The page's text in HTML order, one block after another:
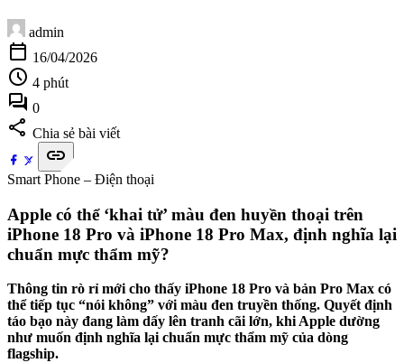
admin
calendar_today 16/04/2026
schedule 4 phút
forum 0
share Chia sẻ bài viết
link
Smart Phone – Điện thoại
Apple có thể ‘khai tử’ màu đen huyền thoại trên
iPhone 18 Pro và iPhone 18 Pro Max, định nghĩa lại
chuẩn mực thẩm mỹ?
Thông tin rò rỉ mới cho thấy iPhone 18 Pro và bản Pro Max có
thể tiếp tục “nói không” với màu đen truyền thống. Quyết định
táo bạo này đang làm dấy lên tranh cãi lớn, khi Apple dường
như muốn định nghĩa lại chuẩn mực thẩm mỹ của dòng
flagship.